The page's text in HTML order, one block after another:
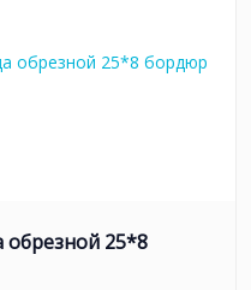
обрезной 25*8